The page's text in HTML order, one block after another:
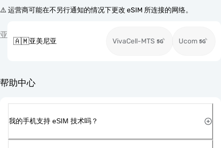
⚠️ 运营商可能在不另行通知的情况下更改 eSIM 所连接的网络。
亚
🇦🇲亚美尼亚 VivaCell-MTS Ucom
帮助中心
我的手机支持 eSIM 技术吗？